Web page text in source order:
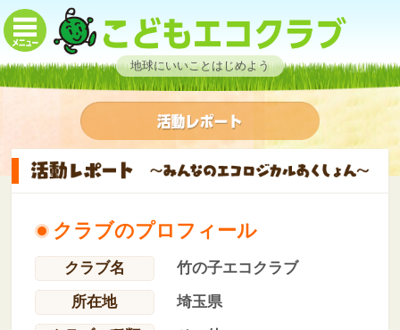
地球にいいことはじめよう
クラブのプロフィール
クラブ名
竹の子エコクラブ
所在地
埼玉県